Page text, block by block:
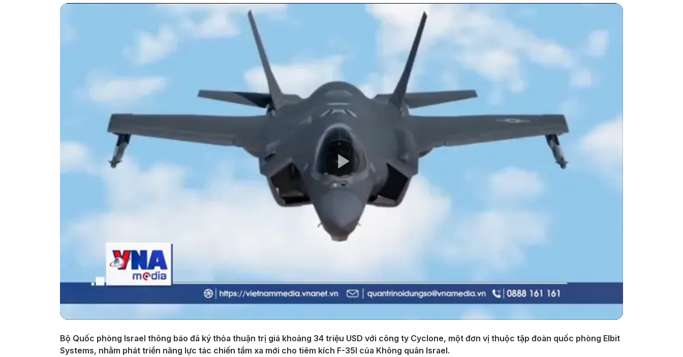
Play
Video
Bộ Quốc phòng Israel thông báo đã ký thỏa thuận trị giá khoảng 34 triệu USD với công ty Cyclone, một đơn vị thuộc tập đoàn quốc phòng Elbit
Systems, nhằm phát triển năng lực tác chiến tầm xa mới cho tiêm kích F-35I của Không quân Israel.